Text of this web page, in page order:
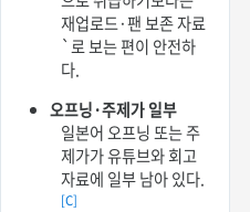
재업로드·팬 보존 자료
`로 보는 편이 안전하
다.
오프닝·주제가 일부
일본어 오프닝 또는 주
제가가 유튜브와 회고
자료에 일부 남아 있다.
[C]